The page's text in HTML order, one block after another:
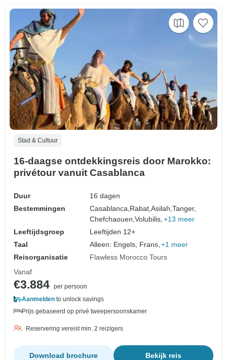
Stad & Cultuur
16-daagse ontdekkingsreis door Marokko:
privétour vanuit Casablanca
Duur
16 dagen
Bestemmingen
Casablanca, Rabat,Asilah,Tanger,
Chefchaouen,Volubilis, +13 meer
Leeftijdsgroep
Leeftijden 12+
Taal
Alleen: Engels, Frans, +1 meer
Reisorganisatie
Flawless Morocco Tours
Vanaf
€3.884 per persoon
Aanmelden to unlock savings
Prijs gebaseerd op privé tweepersoonskamer
Reservering vereist min. 2 reizigers
Bekijk reis
Download brochure